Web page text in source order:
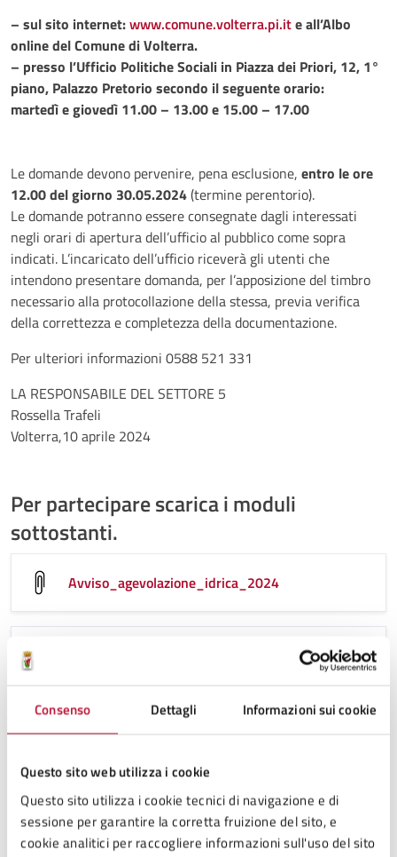
Consenso Dettagli Informazioni sui cookie
Questo sito web utilizza i cookie
Questo sito utilizza i cookie tecnici di navigazione e di
sessione per garantire la corretta fruizione del sito, e
cookie analitici per raccogliere informazioni sull'uso del sito
– sul sito internet:www.comune.volterra.pi.ite all’Albo
online del Comune di Volterra.
– presso l’Ufficio Politiche Sociali in Piazza dei Priori, 12, 1°
piano, Palazzo Pretorio secondo il seguente orario:
martedì e giovedì 11.00 – 13.00 e 15.00 – 17.00
Le domande devono pervenire, pena esclusione, entro le ore
12.00 del giorno 30.05.2024(termine perentorio).
Le domande potranno essere consegnate dagli interessati
negli orari di apertura dell’ufficio al pubblico come sopra
indicati. L’incaricato dell’ufficio riceverà gli utenti che
intendono presentare domanda, per l’apposizione del timbro
necessario alla protocollazione della stessa, previa verifica
della correttezza e completezza della documentazione.
Per ulteriori informazioni 0588 521 331
LA RESPONSABILE DEL SETTORE 5
Rossella Trafeli
Volterra,10 aprile 2024
Per partecipare scarica i moduli
sottostanti.
Avviso_agevolazione_idrica_2024
Avviso_agevolazione_idrica_2024.pdf
Modello_domanda_agevolazione_2024
Modello_domanda_agevolazione_2024__editabile_